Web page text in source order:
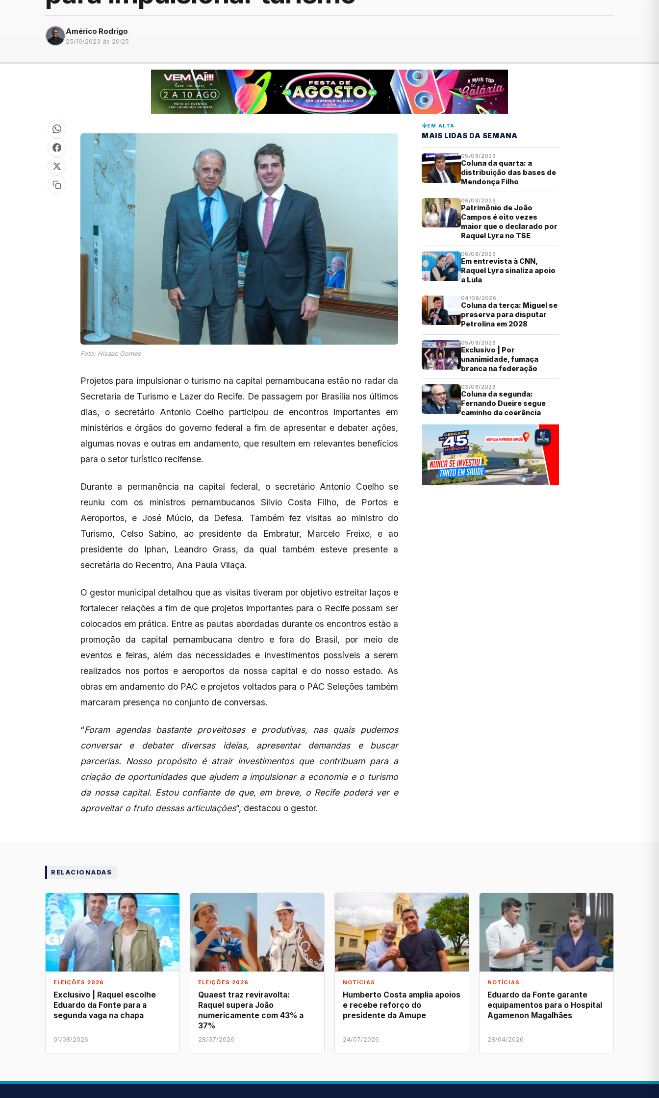
Américo Rodrigo
25/10/2023 às 20:25
Foto: Hisaac Gomes
Projetos para impulsionar o turismo na capital pernambucana estão no radar da
Secretaria de Turismo e Lazer do Recife. De passagem por Brasília nos últimos
dias, o secretário Antonio Coelho participou de encontros importantes em
ministérios e órgãos do governo federal a fim de apresentar e debater ações,
algumas novas e outras em andamento, que resultem em relevantes benefícios
para o setor turístico recifense.
Durante a permanência na capital federal, o secretário Antonio Coelho se
reuniu com os ministros pernambucanos Silvio Costa Filho, de Portos e
Aeroportos, e José Múcio, da Defesa. Também fez visitas ao ministro do
Turismo, Celso Sabino, ao presidente da Embratur, Marcelo Freixo, e ao
presidente do Iphan, Leandro Grass, da qual também esteve presente a
secretária do Recentro, Ana Paula Vilaça.
O gestor municipal detalhou que as visitas tiveram por objetivo estreitar laços e
fortalecer relações a fim de que projetos importantes para o Recife possam ser
colocados em prática. Entre as pautas abordadas durante os encontros estão a
promoção da capital pernambucana dentro e fora do Brasil, por meio de
eventos e feiras, além das necessidades e investimentos possíveis a serem
realizados nos portos e aeroportos da nossa capital e do nosso estado. As
obras em andamento do PAC e projetos voltados para o PAC Seleções também
marcaram presença no conjunto de conversas.
“Foram agendas bastante proveitosas e produtivas, nas quais pudemos
conversar e debater diversas ideias, apresentar demandas e buscar
parcerias. Nosso propósito é atrair investimentos que contribuam para a
criação de oportunidades que ajudem a impulsionar a economia e o turismo
da nossa capital. Estou confiante de que, em breve, o Recife poderá ver e
aproveitar o fruto dessas articulações”, destacou o gestor.
EM ALTA
MAIS LIDAS DA SEMANA
05/08/2026
Coluna da quarta: a
distribuição das bases de
Mendonça Filho
06/08/2026
Patrimônio de João
Campos é oito vezes
maior que o declarado por
Raquel Lyra no TSE
06/08/2026
Em entrevista à CNN,
Raquel Lyra sinaliza apoio
a Lula
04/08/2026
Coluna da terça: Miguel se
preserva para disputar
Petrolina em 2028
05/08/2026
Exclusivo | Por
unanimidade, fumaça
branca na federação
03/08/2026
Coluna da segunda:
Fernando Dueire segue
caminho da coerência
RELACIONADAS
ELEIÇÕES 2026
Exclusivo | Raquel escolhe
Eduardo da Fonte para a
segunda vaga na chapa
01/08/2026
ELEIÇÕES 2026
Quaest traz reviravolta:
Raquel supera João
numericamente com 43% a
37%
28/07/2026
NOTÍCIAS
Humberto Costa amplia apoios
e recebe reforço do
presidente da Amupe
24/07/2026
NOTÍCIAS
Eduardo da Fonte garante
equipamentos para o Hospital
Agamenon Magalhães
28/04/2026